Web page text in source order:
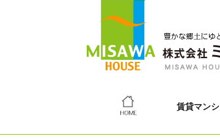
賃貸マン